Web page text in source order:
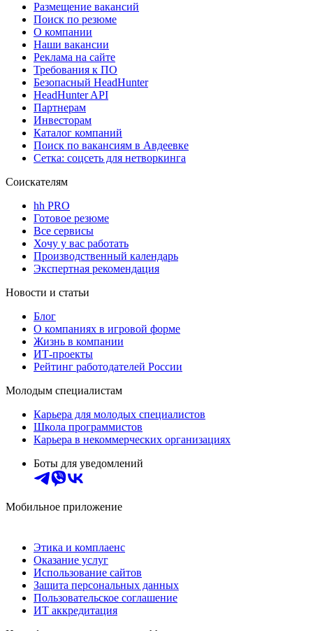
Размещение вакансий
Поиск по резюме
О компании
Наши вакансии
Реклама на сайте
Требования к ПО
Безопасный HeadHunter
HeadHunter API
Партнерам
Инвесторам
Каталог компаний
Поиск по вакансиям в Авдеевке
Сетка: соцсеть для нетворкинга
Соискателям
hh PRO
Готовое резюме
Все сервисы
Хочу у вас работать
Производственный календарь
Экспертная рекомендация
Новости и статьи
Блог
О компаниях в игровой форме
Жизнь в компании
ИТ-проекты
Рейтинг работодателей России
Молодым специалистам
Карьера для молодых специалистов
Школа программистов
Карьера в некоммерческих организациях
Боты для уведомлений
Мобильное приложение
Этика и комплаенс
Оказание услуг
Использование сайтов
Защита персональных данных
Пользовательское соглашение
ИТ аккредитация